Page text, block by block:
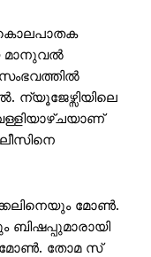
കൊലപാതക
മാനുവല്‍
ന്യൂജേഴ്സിയിലെ
മോൺ.
ബിഷപ്പുമാരായി
മോൺ. തോമ സ്